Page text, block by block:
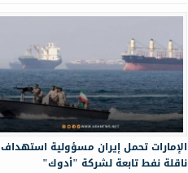
الإمارات تحمل إيران مسؤولية استهداف
ناقلة نفط تابعة لشركة "أدوك"